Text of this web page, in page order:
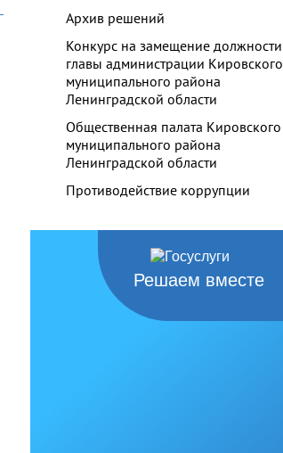
Архив решений
Конкурс на замещение должности
главы администрации Кировского
муниципального района
Ленинградской области
Общественная палата Кировского
муниципального района
Ленинградской области
Противодействие коррупции
Решаем вместе